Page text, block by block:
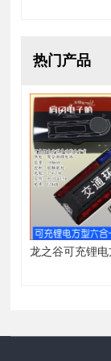
热门产品